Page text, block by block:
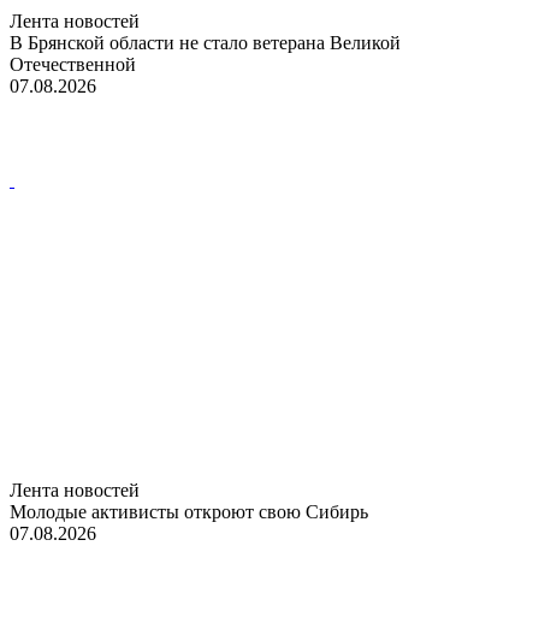
Лента новостей
В Брянской области не стало ветерана Великой
Отечественной
07.08.2026
Лента новостей
Молодые активисты откроют свою Сибирь
07.08.2026